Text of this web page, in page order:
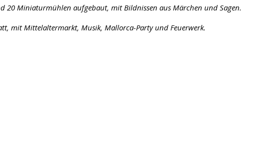
20 Miniaturmühlen aufgebaut, mit Bildnissen aus Märchen und Sagen.
mit Mittelaltermarkt, Musik, Mallorca-Party und Feuerwerk.